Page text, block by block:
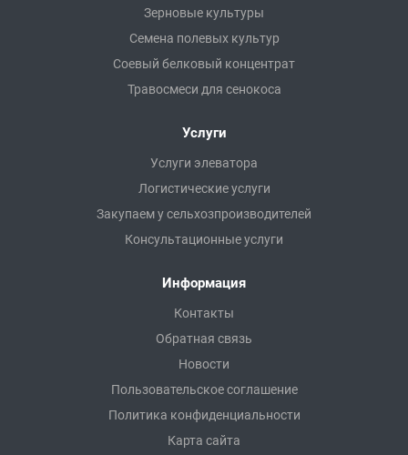
Зерновые культуры
Семена полевых культур
Соевый белковый концентрат
Травосмеси для сенокоса
Услуги
Услуги элеватора
Логистические услуги
Закупаем у сельхозпроизводителей
Консультационные услуги
Информация
Контакты
Обратная связь
Новости
Пользовательское соглашение
Политика конфиденциальности
Карта сайта